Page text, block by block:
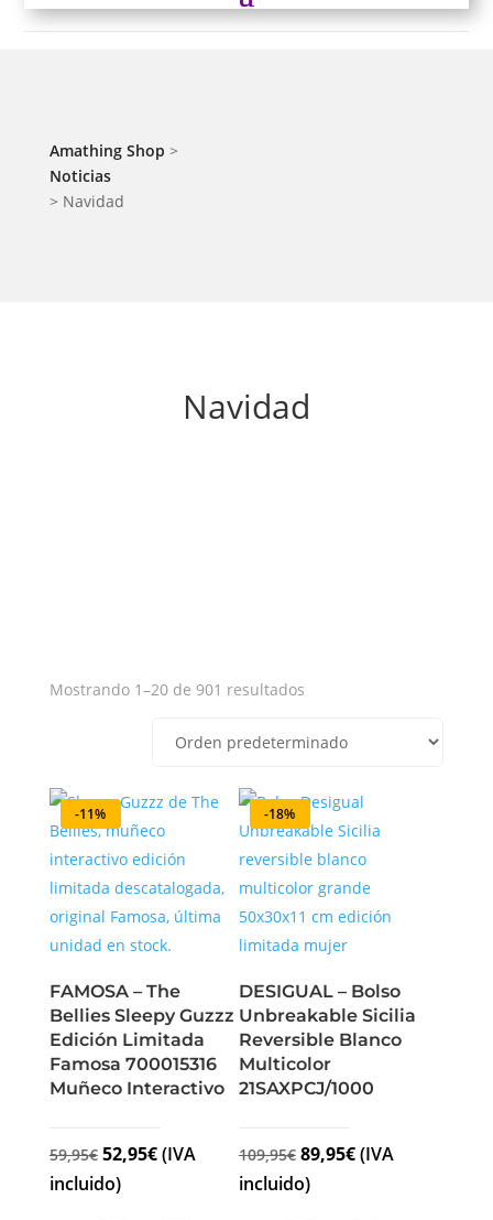
Amathing Shop >
Noticias
> Navidad
Navidad
Mostrando 1–20 de 901 resultados
-11%
FAMOSA – The
Bellies Sleepy Guzzz
Edición Limitada
Famosa 700015316
Muñeco Interactivo
59,95€ 52,95€(IVA
incluido)
-18%
DESIGUAL – Bolso
Unbreakable Sicilia
Reversible Blanco
Multicolor
21SAXPCJ/1000
109,95€ 89,95€(IVA
incluido)